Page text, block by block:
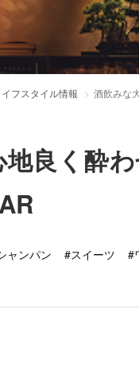
フスタイル情報 酒飲みな
良く酔
ャンパン #スイーツ #